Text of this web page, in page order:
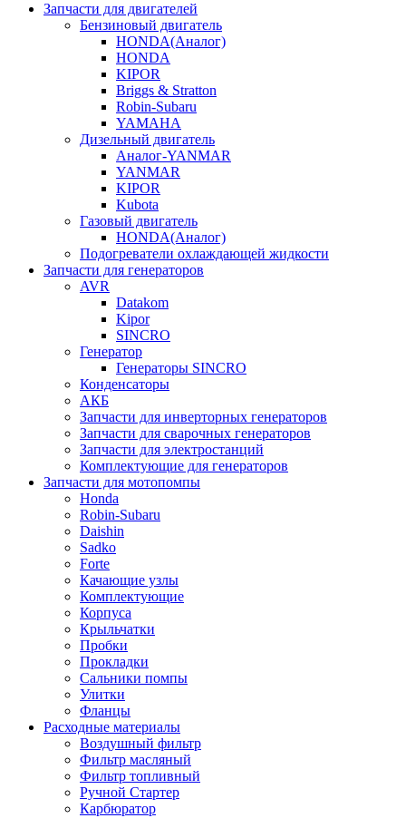
Запчасти для двигателей
Бензиновый двигатель
HONDA(Aналог)
HONDA
KIPOR
Briggs & Stratton
Robin-Subaru
YAMAHA
Дизельный двигатель
Аналог-YANMAR
YANMAR
KIPOR
Kubota
Газовый двигатель
HONDA(Aналог)
Подогреватели охлаждающей жидкости
Запчасти для генераторов
AVR
Datakom
Kipor
SINCRO
Генератор
Генераторы SINCRO
Конденсаторы
АКБ
Запчасти для инверторных генераторов
Запчасти для сварочных генераторов
Запчасти для электростанций
Комплектующие для генераторов
Запчасти для мотопомпы
Honda
Robin-Subaru
Daishin
Sadko
Forte
Качающие узлы
Комплектующие
Корпуса
Крыльчатки
Пробки
Прокладки
Сальники помпы
Улитки
Фланцы
Расходные материалы
Воздушный фильтр
Фильтр масляный
Фильтр топливный
Ручной Стартер
Карбюратор